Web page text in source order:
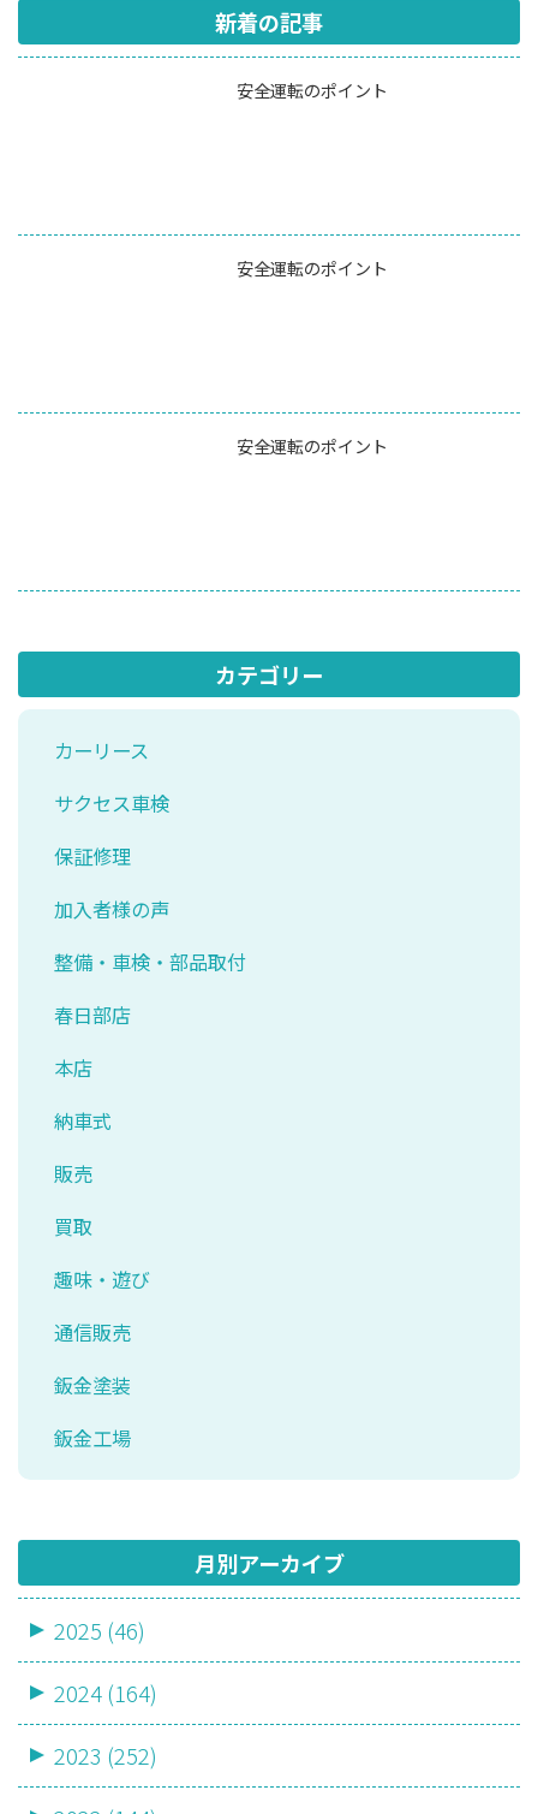
新着の記事
安全運転のポイント
安全運転のポイント
安全運転のポイント
カテゴリー
カーリース
サクセス車検
保証修理
加入者様の声
整備・車検・部品取付
春日部店
本店
納車式
販売
買取
趣味・遊び
通信販売
鈑金塗装
鈑金工場
月別アーカイブ
2025 (46)
2024 (164)
2023 (252)